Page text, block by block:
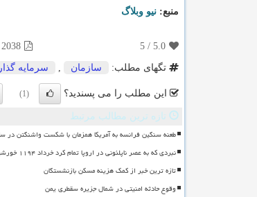
منبع: نیو وبلاگ
5.0
/
5
2038
تگهای مطلب:
سازمان سرمایه
این مطلب را می پسندید؟ (1)
تازه ترین مطالب مرتبط
طعنه سنگین فرانسه به آمریکا همزمان با شکست واشنگتن در
نبردی که به عصر ناپلئونی در اروپا تمام کرد خرداد ۱۱۹۴ خورشیدی
تازه ترین خبر از کمک هزینه مسکن بازنشستگان
وقوع حادثه امنیتی در شمال جزیره سقطری یمن